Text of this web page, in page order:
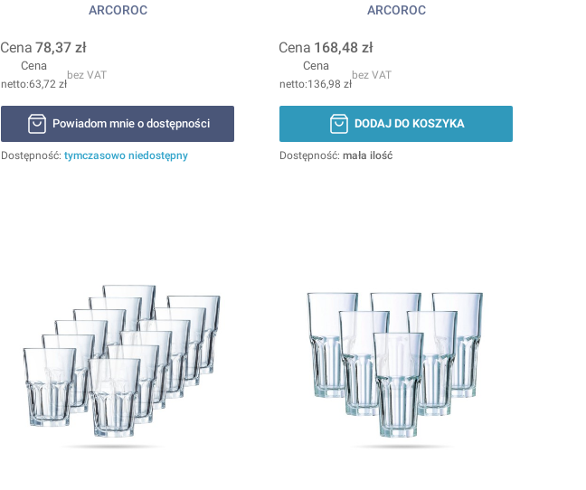
ARCOROC
Cena 78,37 zł
Cena
63,72 zł
bez VAT
Powiadom mnie o dostępności
Dostępność: tymczasowo niedostępny
ARCOROC
Cena 168,48 zł
Cena
136,98 zł
bez VAT
DODAJ DO KOSZYKA
Dostępność: mała ilość